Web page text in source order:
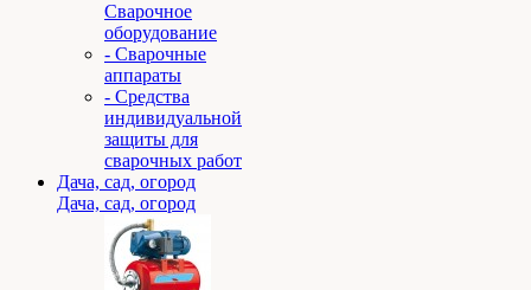
Сварочное
оборудование
- Сварочные
аппараты
- Средства
индивидуальной
защиты для
сварочных работ
Дача, сад, огород
Дача, сад, огород